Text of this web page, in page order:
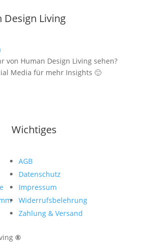
Living
von Human Design Living sehen?
Media für mehr Insights 🙂
Wichtiges
AGB
Datenschutz
Impressum
Widerrufsbelehrung
Zahlung & Versand
®